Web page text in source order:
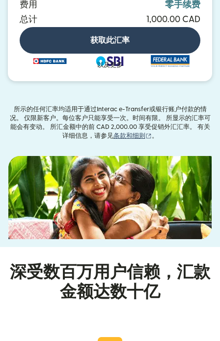
费用
零手续费
总计
1,000.00 CAD
获取此汇率
以及更多
所示的任何汇率均适用于通过Interac e-Transfer或银行账户付款的情
况。 仅限新客户。每位客户只能享受一次。时间有限。 所显示的汇率可
能会有变动。 所汇金额中的前 CAD 2,000.00 享受促销外汇汇率。 有关
详细信息，请参见条款和细则 （在新窗口中打开）
。
深受数百万用户信赖，汇款
金额达数十亿